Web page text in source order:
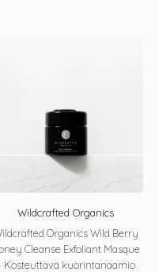
Wildcrafted Organics
Organics Wild Berry
Cleanse Exfoliant Masque
Kosteuttava kuorintanaamio